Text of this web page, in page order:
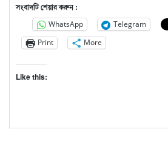
সংবাদটি শেয়ার করুন :
WhatsApp Telegram
Print
More
Like this: